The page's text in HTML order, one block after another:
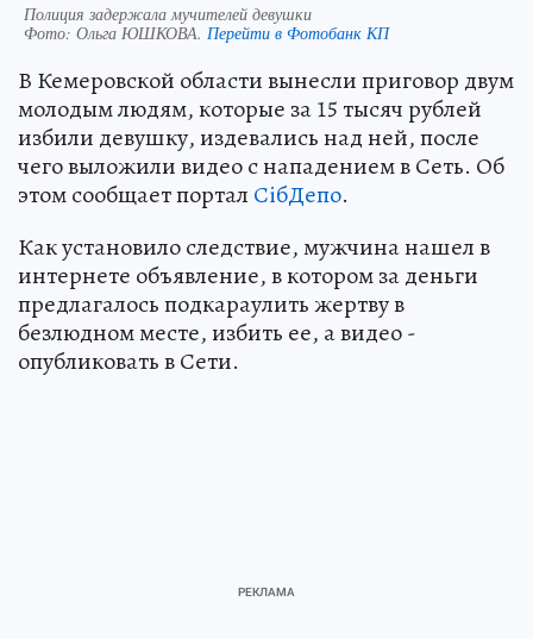
Полиция задержала мучителей девушки
Фото: Ольга ЮШКОВА. Перейти в Фотобанк КП
В Кемеровской области вынесли приговор двум
молодым людям, которые за 15 тысяч рублей
избили девушку, издевались над ней, после
чего выложили видео с нападением в Сеть. Об
этом сообщает портал СiбДепо.
Как установило следствие, мужчина нашел в
интернете объявление, в котором за деньги
предлагалось подкараулить жертву в
безлюдном месте, избить ее, а видео -
опубликовать в Сети.